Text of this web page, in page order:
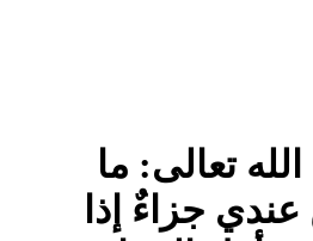
تعالى: ما
جزاءٌ إذا